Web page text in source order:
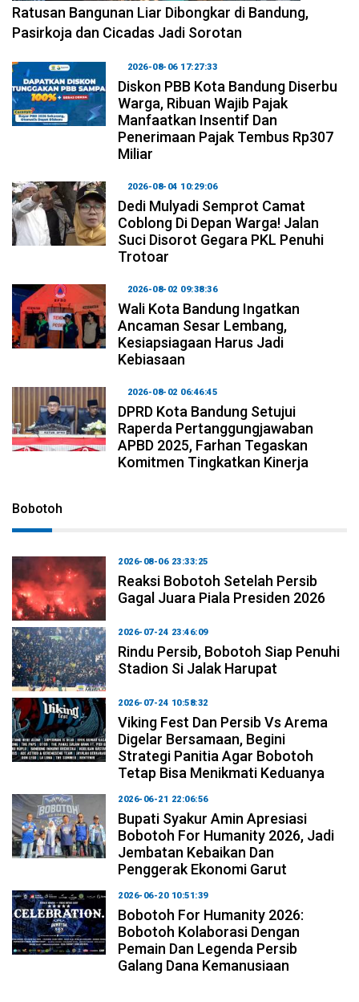
Ratusan Bangunan Liar Dibongkar di Bandung,
Pasirkoja dan Cicadas Jadi Sorotan
2026-08-06 17:27:33
Diskon PBB Kota Bandung Diserbu
Warga, Ribuan Wajib Pajak
Manfaatkan Insentif Dan
Penerimaan Pajak Tembus Rp307
Miliar
2026-08-04 10:29:06
Dedi Mulyadi Semprot Camat
Coblong Di Depan Warga! Jalan
Suci Disorot Gegara PKL Penuhi
Trotoar
2026-08-02 09:38:36
Wali Kota Bandung Ingatkan
Ancaman Sesar Lembang,
Kesiapsiagaan Harus Jadi
Kebiasaan
2026-08-02 06:46:45
DPRD Kota Bandung Setujui
Raperda Pertanggungjawaban
APBD 2025, Farhan Tegaskan
Komitmen Tingkatkan Kinerja
Bobotoh
2026-08-06 23:33:25
Reaksi Bobotoh Setelah Persib
Gagal Juara Piala Presiden 2026
2026-07-24 23:46:09
Rindu Persib, Bobotoh Siap Penuhi
Stadion Si Jalak Harupat
2026-07-24 10:58:32
Viking Fest Dan Persib Vs Arema
Digelar Bersamaan, Begini
Strategi Panitia Agar Bobotoh
Tetap Bisa Menikmati Keduanya
2026-06-21 22:06:56
Bupati Syakur Amin Apresiasi
Bobotoh For Humanity 2026, Jadi
Jembatan Kebaikan Dan
Penggerak Ekonomi Garut
2026-06-20 10:51:39
Bobotoh For Humanity 2026:
Bobotoh Kolaborasi Dengan
Pemain Dan Legenda Persib
Galang Dana Kemanusiaan